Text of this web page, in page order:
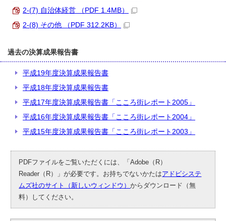
2-(7) 自治体経営 （PDF 1.4MB）
2-(8) その他 （PDF 312.2KB）
過去の決算成果報告書
平成19年度決算成果報告書
平成18年度決算成果報告書
平成17年度決算成果報告書「こころ街レポート2005」
平成16年度決算成果報告書「こころ街レポート2004」
平成15年度決算成果報告書「こころ街レポート2003」
PDFファイルをご覧いただくには、「Adobe（R）
Reader（R）」が必要です。お持ちでないかたはアドビシステ
ムズ社のサイト（新しいウィンドウ）からダウンロード（無
料）してください。